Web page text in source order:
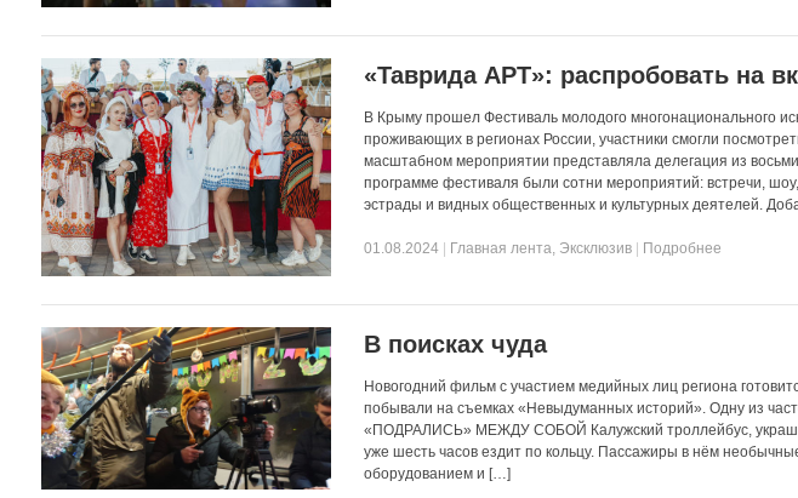
«Таврида АРТ»: распробовать на
В Крыму прошел Фестиваль молодого многонационального
проживающих в регионах России, участники смогли
масштабном мероприятии представляла делегация из
программе фестиваля были сотни мероприятий: встречи,
эстрады и видных общественных и культурных деятелей.
01.08.2024 Главная лента, Эксклюзив Подробнее
В поисках чуда
Новогодний фильм с участием медийных лиц региона
побывали на съемках «Невыдуманных историй». Одну из
«ПОДРАЛИСЬ» МЕЖДУ СОБОЙ Калужский троллейбус,
уже шесть часов ездит по кольцу. Пассажиры в нём
оборудованием и […]